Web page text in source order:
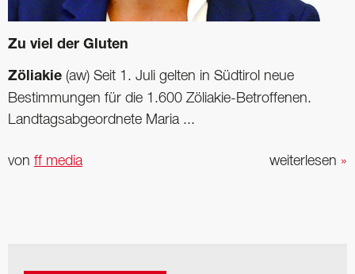
Zu viel der Gluten
Zöliakie (aw) Seit 1. Juli gelten in Südtirol neue
Bestimmungen für die 1.600 Zöliakie-Betroffenen.
Landtagsabgeordnete Maria ...
weiterlesen »
von ff media